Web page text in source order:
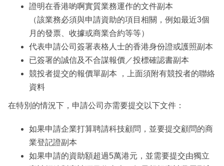
證明在香港喲啊實質業務運作的文件副本
（該業務必須與申請資助的項目相關，例如最近3個
月的發票、收據或商業合約等等）
代表申請公司簽署表格人士的香港身份證或護照副本
已簽署的誠信及不合謀報價／投標確認書副本
競投者提交的報價單副本 ，上面須附有競投者的聯絡
資料
在特別的情況下，申請公司亦需要提交以下文件：
如果申請企業打算聘請科技顧問，並要提交顧問的商
業登記證副本
如果申請的資助額超過5萬港元，並需要提交由獨立